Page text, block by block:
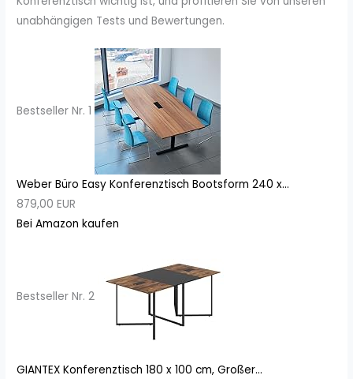
unabhängigen Tests und Bewertungen.
Bestseller Nr. 1
Weber Büro Easy Konferenztisch Bootsform 240 x...
879,00 EUR
Bei Amazon kaufen
Bestseller Nr. 2
GIANTEX Konferenztisch 180 x 100 cm, Großer...